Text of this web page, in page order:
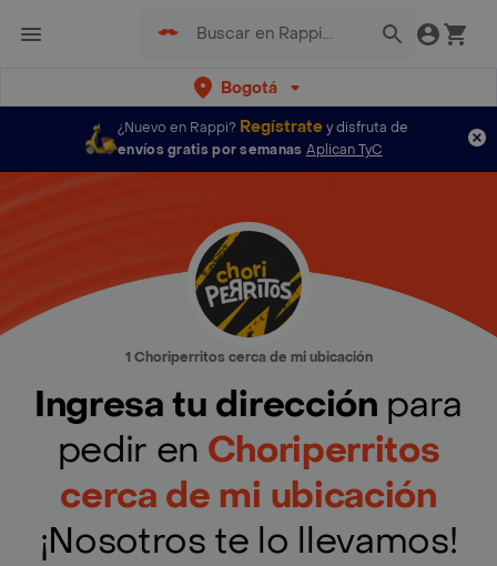
Bogotá
¿Nuevo en Rappi? Regístratey disfruta de
envíos gratis por semanas Aplican TyC
1 Choriperritos cerca de mi ubicación
Ingresa tu dirección para
pedir en Choriperritos
cerca de mi ubicación
¡Nosotros te lo llevamos!